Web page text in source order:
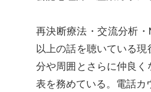
再決断療法・交流分析
以上の話を聴いている
分や周囲とさらに仲良
表を務めている。電話カ